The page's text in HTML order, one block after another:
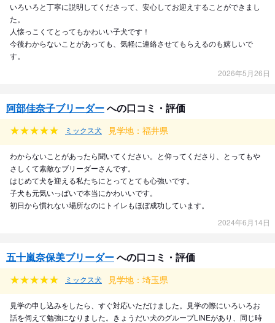
いろいろと丁寧に説明してくださって、安心してお迎えすることができまし
た。
人懐っこくてとってもかわいい子犬です！
今後わからないことがあっても、気軽に連絡させてもらえるのも嬉しいで
す。
2026年5月26日
阿部佳奈子ブリーダーへの口コミ・評価
ミックス犬 見学地：福井県
わからないことがあったら聞いてください。と仰ってくださり、とってもや
さしくて素敵なブリーダーさんです。
はじめて犬を迎える私たちにとってとても心強いです。
子犬も元気いっぱいで本当にかわいいです。
初日から慣れない場所なのにトイレもほぼ成功しています。
2024年6月14日
五十嵐奈保美ブリーダーへの口コミ・評価
ミックス犬 見学地：埼玉県
見学の申し込みをしたら、すぐ対応いただけました。見学の際にいろいろお
話を伺えて勉強になりました。きょうだい犬のグループLINEがあり、同じ時